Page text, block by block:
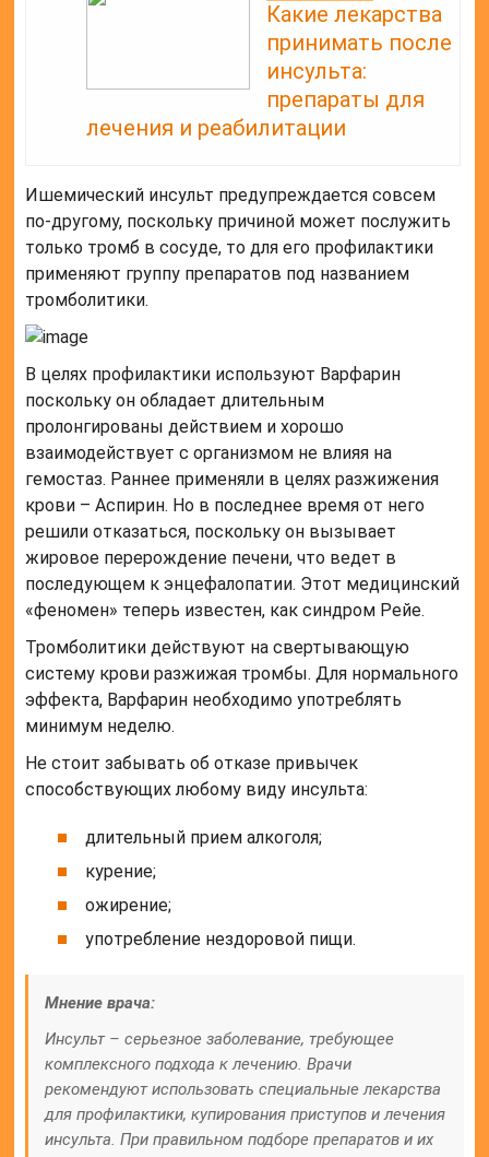
Какие лекарства
принимать после
инсульта:
препараты для
лечения и реабилитации
Ишемический инсульт предупреждается совсем
по-другому, поскольку причиной может послужить
только тромб в сосуде, то для его профилактики
применяют группу препаратов под названием
тромболитики.
В целях профилактики используют Варфарин
поскольку он обладает длительным
пролонгированы действием и хорошо
взаимодействует с организмом не влияя на
гемостаз. Раннее применяли в целях разжижения
крови – Аспирин. Но в последнее время от него
решили отказаться, поскольку он вызывает
жировое перерождение печени, что ведет в
последующем к энцефалопатии. Этот медицинский
«феномен» теперь известен, как синдром Рейе.
Тромболитики действуют на свертывающую
систему крови разжижая тромбы. Для нормального
эффекта, Варфарин необходимо употреблять
минимум неделю.
Не стоит забывать об отказе привычек
способствующих любому виду инсульта:
длительный прием алкоголя;
курение;
ожирение;
употребление нездоровой пищи.
Мнение врача:
Инсульт – серьезное заболевание, требующее
комплексного подхода к лечению. Врачи
рекомендуют использовать специальные лекарства
для профилактики, купирования приступов и лечения
инсульта. При правильном подборе препаратов и их